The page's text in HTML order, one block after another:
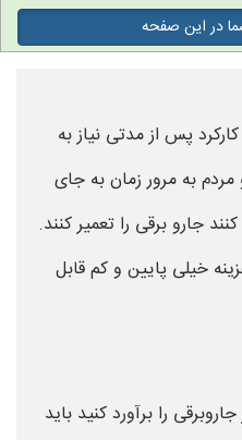
در این صفحه
پس از مدتی نیاز به
مردم به مرور زمان به جای
جارو برقی را تعمیر کنند.
خیلی پایین و کم قابل
را برآورد کنید باید